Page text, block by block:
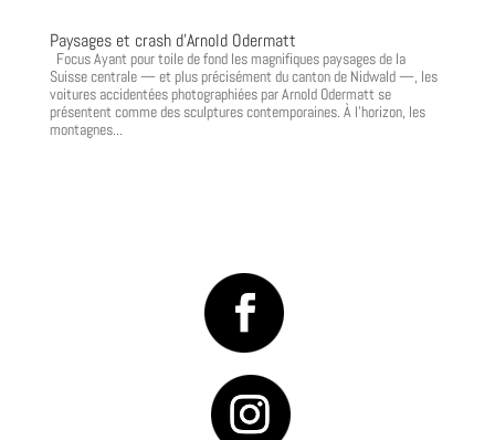
Paysages et crash d’Arnold Odermatt
Focus Ayant pour toile de fond les magnifiques paysages de la
Suisse centrale — et plus précisément du canton de Nidwald —, les
voitures accidentées photographiées par Arnold Odermatt se
présentent comme des sculptures contemporaines. À l’horizon, les
montagnes...